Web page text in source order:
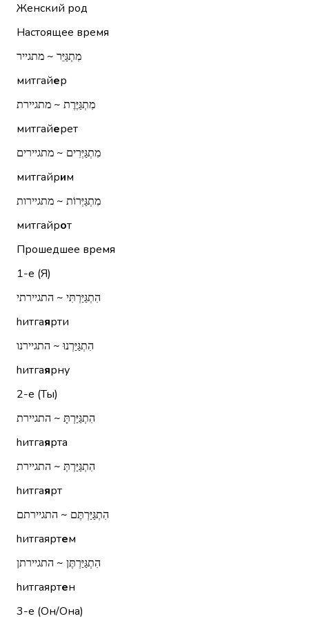
Женский род
Настоящее время
מִתְגַּיֵּר ~ מתגייר
митгайер
מִתְגַּיֶּרֶת ~ מתגיירת
митгайерет
מִתְגַּיְּרִים ~ מתגיירים
митгайрим
מִתְגַּיְּרוֹת ~ מתגיירות
митгайрот
Прошедшее время
1-е (Я)
הִתְגַּיַּרְתִּי ~ התגיירתי
hитгаярти
הִתְגַּיַּרְנוּ ~ התגיירנו
hитгаярну
2-е (Ты)
הִתְגַּיַּרְתָּ ~ התגיירת
hитгаярта
הִתְגַּיַּרְתְּ ~ התגיירת
hитгаярт
הִתְגַּיַּרְתֶּם ~ התגיירתם
hитгаяртем
הִתְגַּיַּרְתֶּן ~ התגיירתן
hитгаяртен
3-е (Он/Она)